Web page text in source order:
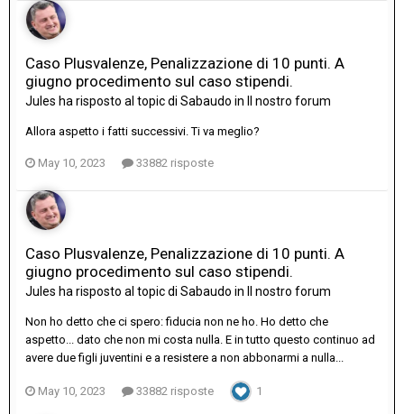
Caso Plusvalenze, Penalizzazione di 10 punti. A
giugno procedimento sul caso stipendi.
Jules ha risposto al topic di Sabaudo in Il nostro forum
Allora aspetto i fatti successivi. Ti va meglio?
May 10, 2023 33882 risposte
Caso Plusvalenze, Penalizzazione di 10 punti. A
giugno procedimento sul caso stipendi.
Jules ha risposto al topic di Sabaudo in Il nostro forum
Non ho detto che ci spero: fiducia non ne ho. Ho detto che
aspetto... dato che non mi costa nulla. E in tutto questo continuo ad
avere due figli juventini e a resistere a non abbonarmi a nulla...
May 10, 2023 33882 risposte 1